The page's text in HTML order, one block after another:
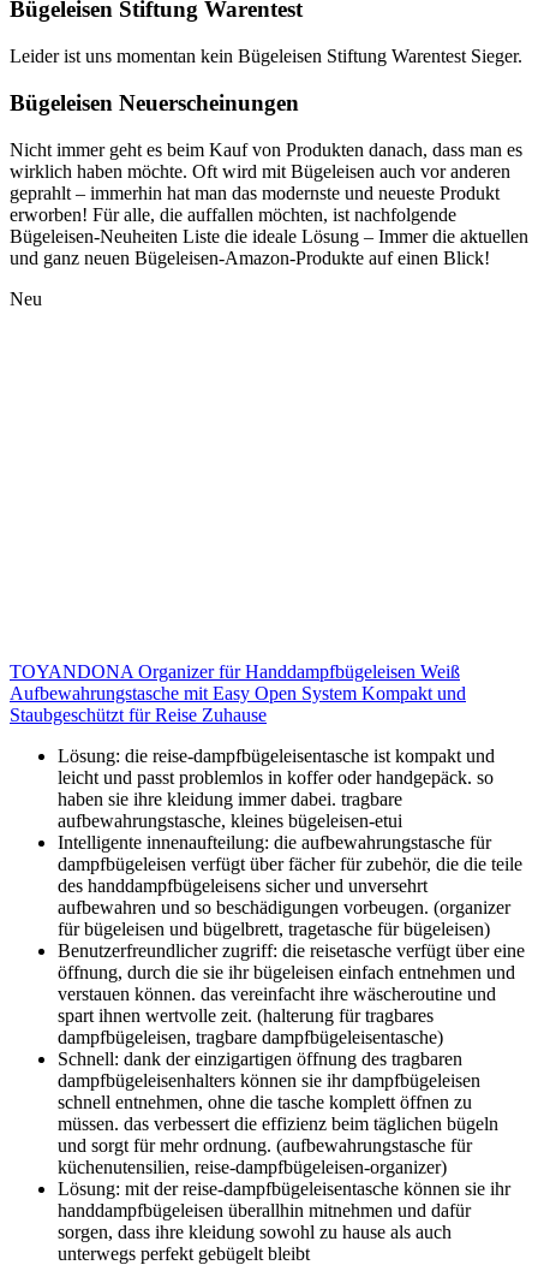
Bügeleisen Stiftung Warentest
Leider ist uns momentan kein Bügeleisen Stiftung Warentest Sieger.
Bügeleisen Neuerscheinungen
Nicht immer geht es beim Kauf von Produkten danach, dass man es
wirklich haben möchte. Oft wird mit Bügeleisen auch vor anderen
geprahlt – immerhin hat man das modernste und neueste Produkt
erworben! Für alle, die auffallen möchten, ist nachfolgende
Bügeleisen-Neuheiten Liste die ideale Lösung – Immer die aktuellen
und ganz neuen Bügeleisen-Amazon-Produkte auf einen Blick!
Neu
TOYANDONA Organizer für Handdampfbügeleisen Weiß
Aufbewahrungstasche mit Easy Open System Kompakt und
Staubgeschützt für Reise Zuhause
Lösung: die reise-dampfbügeleisentasche ist kompakt und
leicht und passt problemlos in koffer oder handgepäck. so
haben sie ihre kleidung immer dabei. tragbare
aufbewahrungstasche, kleines bügeleisen-etui
Intelligente innenaufteilung: die aufbewahrungstasche für
dampfbügeleisen verfügt über fächer für zubehör, die die teile
des handdampfbügeleisens sicher und unversehrt
aufbewahren und so beschädigungen vorbeugen. (organizer
für bügeleisen und bügelbrett, tragetasche für bügeleisen)
Benutzerfreundlicher zugriff: die reisetasche verfügt über eine
öffnung, durch die sie ihr bügeleisen einfach entnehmen und
verstauen können. das vereinfacht ihre wäscheroutine und
spart ihnen wertvolle zeit. (halterung für tragbares
dampfbügeleisen, tragbare dampfbügeleisentasche)
Schnell: dank der einzigartigen öffnung des tragbaren
dampfbügeleisenhalters können sie ihr dampfbügeleisen
schnell entnehmen, ohne die tasche komplett öffnen zu
müssen. das verbessert die effizienz beim täglichen bügeln
und sorgt für mehr ordnung. (aufbewahrungstasche für
küchenutensilien, reise-dampfbügeleisen-organizer)
Lösung: mit der reise-dampfbügeleisentasche können sie ihr
handdampfbügeleisen überallhin mitnehmen und dafür
sorgen, dass ihre kleidung sowohl zu hause als auch
unterwegs perfekt gebügelt bleibt